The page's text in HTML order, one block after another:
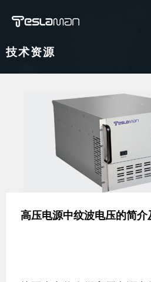
技术资源
高压电源中纹波电压的简介